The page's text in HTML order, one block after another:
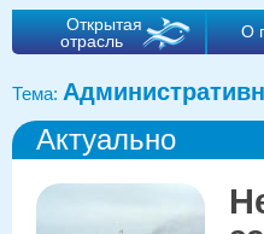
Открытая
отрасль
О
Тема:
Актуально